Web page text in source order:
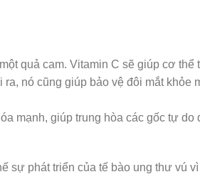
quả cam. Vitamin C sẽ giúp cơ thể
nó cũng giúp bảo vệ đôi mắt khỏe
mạnh, giúp trung hòa các gốc tự do
sự phát triển của tế bào ung thư vú vì